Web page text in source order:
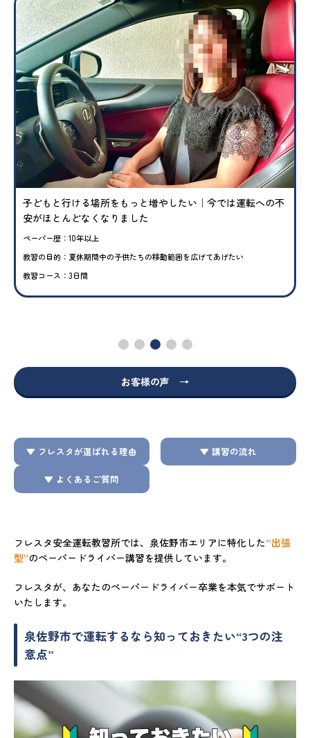
子どもと行ける場所をもっと増やしたい｜今では運転への不
安がほとんどなくなりました
ペーパー歴：10年以上
教習の目的：夏休期間中の子供たちの移動範囲を広げてあげたい
教習コース：3日間
お客様の声 →
▼ フレスタが選ばれる理由 ▼ 講習の流れ
▼ よくあるご質問
フレスタ安全運転教習所では、泉佐野市エリアに特化した“出張
型”のペーパードライバー講習を提供しています。
フレスタが、あなたのペーパードライバー卒業を本気でサポート
いたします。
泉佐野市で運転するなら知っておきたい“3つの注
意点”